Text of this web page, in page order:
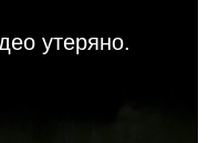
утеряно.